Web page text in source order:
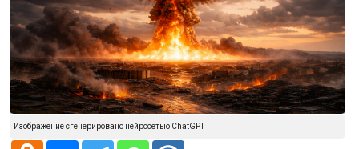
Изображение сгенерировано нейросетью ChatGPT